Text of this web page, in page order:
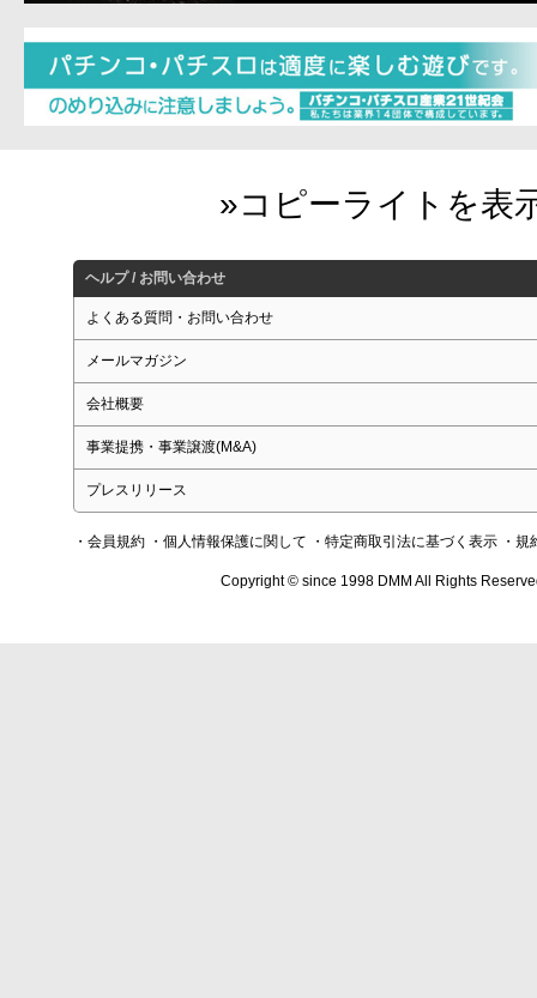
ヘルプ / お問い合わせ
よくある質問・お問い合わせ
メールマガジン
会社概要
事業提携・事業譲渡(M&A)
プレスリリース
・会員規約 ・個人情報保護に関して ・特定商取引法に基づく表示 ・規
Copyright © since 1998 DMM All Rights